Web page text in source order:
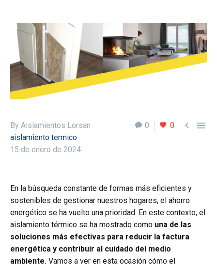
0 0  
By Aislamientos Lorsan
aislamiento termico
15 de enero de 2024
En la búsqueda constante de formas más eficientes y
sostenibles de gestionar nuestros hogares, el ahorro
energético se ha vuelto una prioridad. En este contexto, el
aislamiento térmico se ha mostrado como una de las
soluciones más efectivas para reducir la factura
energética y contribuir al cuidado del medio
ambiente. Vamos a ver en esta ocasión cómo el